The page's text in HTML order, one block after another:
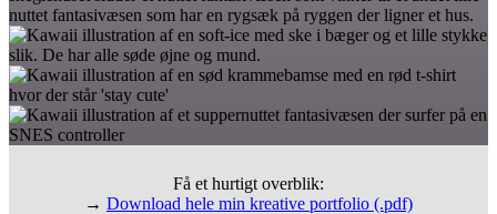
Få et hurtigt overblik:
→ Download hele min kreative portfolio (.pdf)